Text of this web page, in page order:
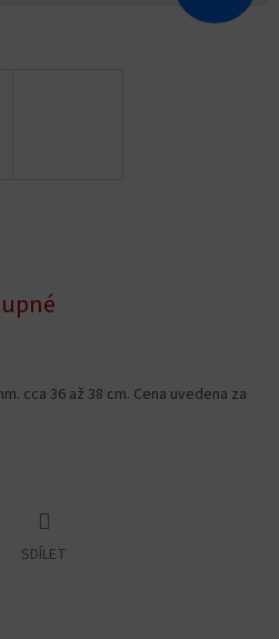
cca 36 až 38 cm. Cena uvedena za
SDÍLET